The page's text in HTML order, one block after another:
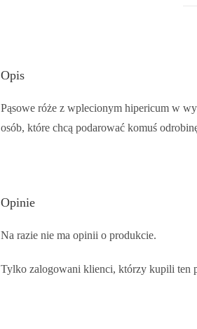
Opis
Pąsowe róże z wplecionym hipericum w
osób, które chcą podarować komuś
Opinie
Na razie nie ma opinii o produkcie.
Tylko zalogowani klienci, którzy kupili ten